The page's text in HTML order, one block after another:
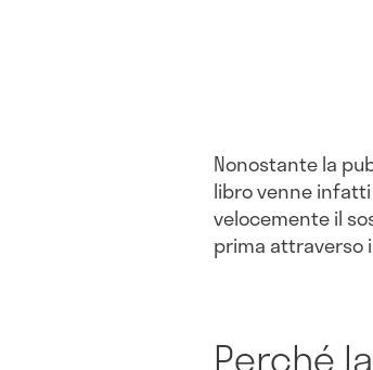
Nonostante la
libro venne
velocemente il
prima attraverso
Perché